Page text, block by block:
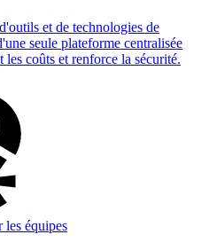
et de technologies de
seule plateforme centralisée
coûts et renforce la sécurité.
les équipes